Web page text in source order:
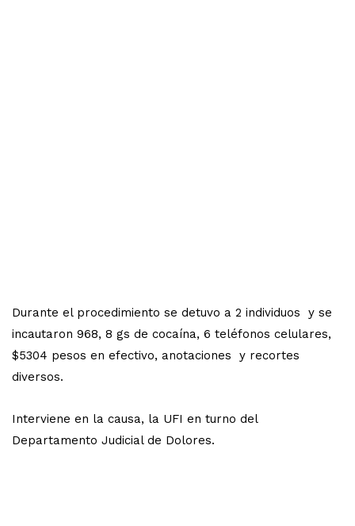
Durante el procedimiento se detuvo a 2 individuos y se
incautaron 968, 8 gs de cocaína, 6 teléfonos celulares,
$5304 pesos en efectivo, anotaciones y recortes
diversos.
Interviene en la causa, la UFI en turno del
Departamento Judicial de Dolores.